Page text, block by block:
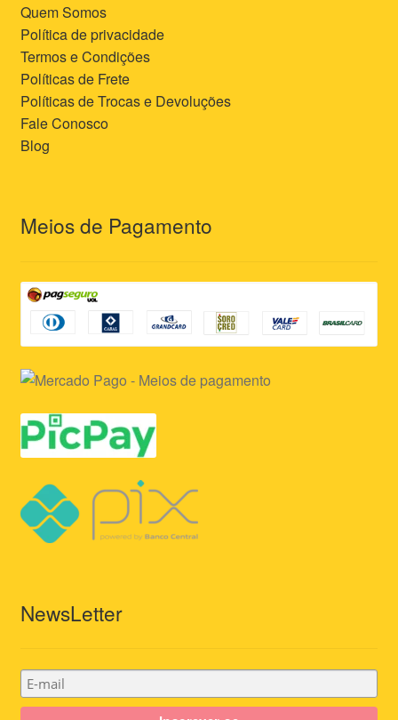
Quem Somos
Política de privacidade
Termos e Condições
Políticas de Frete
Políticas de Trocas e Devoluções
Fale Conosco
Blog
Meios de Pagamento
NewsLetter